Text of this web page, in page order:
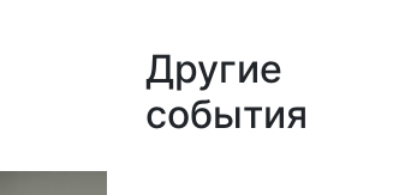
Другие
события